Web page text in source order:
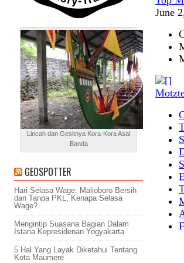
Lincah dan Gesitnya Kora-Kora Asal
Banda
GEOSPOTTER
Hari Selasa Wage: Malioboro Bersih
dan Tanpa PKL, Kenapa Selasa
Wage?
Mengintip Suasana Bagian Dalam
Istana Kepresidenan Yogyakarta
5 Hal Yang Layak Diketahui Tentang
Kota Maumere